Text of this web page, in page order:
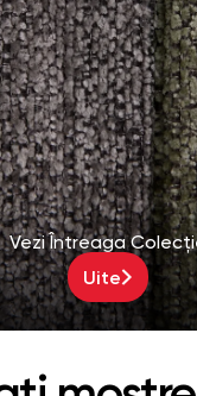
Vezi Întreaga
Uite